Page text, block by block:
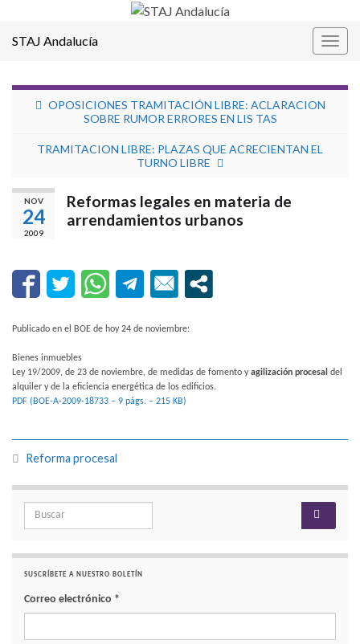
STAJ Andalucía
OPOSICIONES TRAMITACIÓN LIBRE: ACLARACION
SOBRE RUMOR ERRORES EN LIS TAS
TRAMITACION LIBRE: PLAZAS QUE ACRECIENTAN EL
TURNO LIBRE
NOV
24
2009
Reformas legales en materia de
arrendamientos urbanos
Publicado en el BOE de hoy 24 de noviembre:
Bienes inmuebles
Ley 19/2009, de 23 de noviembre, de medidas de fomento yagilización procesal del
alquiler y de la eficiencia energética de los edificios.
PDF (BOE-A-2009-18733 – 9 págs. – 215 KB)
Reforma procesal
Search for:
SUSCRÍBETE A NUESTRO BOLETÍN
Correo electrónico *